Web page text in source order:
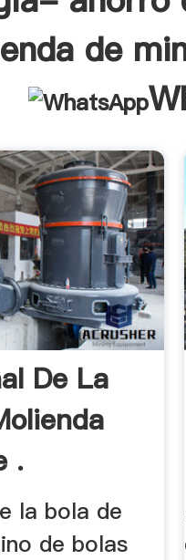
de
De La
.
la bola de
de bolas